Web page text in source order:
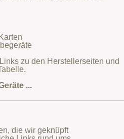
zu den Herstellerseiten und
...
die wir geknüpft